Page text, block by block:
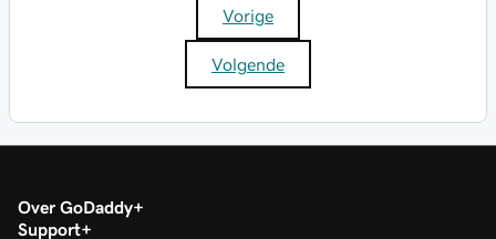
Vorige
Volgende
Over GoDaddy
Support